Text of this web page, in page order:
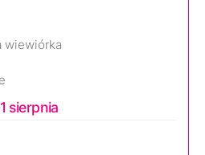
wiewiórka
sierpnia